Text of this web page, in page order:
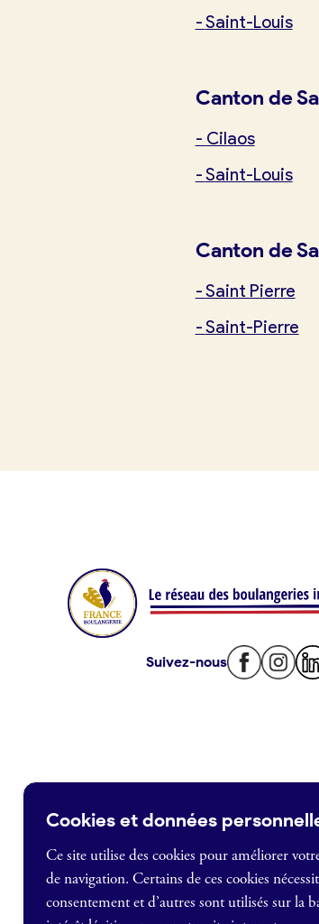
Je trouve ma
Je suis boulanger
Mes tarifs
Offres d’emploi
Je suis fournisseur
France Boulangerie
1 rue Alexandre Fleming
-Saint-Louis
Canton de
- Cilaos
-Saint-Louis
Canton de
-Saint Pierre
-Saint-Pierre
Suivez-nous
Cookies et données
Ce site utilise des cookies pour améliorer
de navigation. Certains de ces cookies
consentement et d’autres sont utilisés sur la